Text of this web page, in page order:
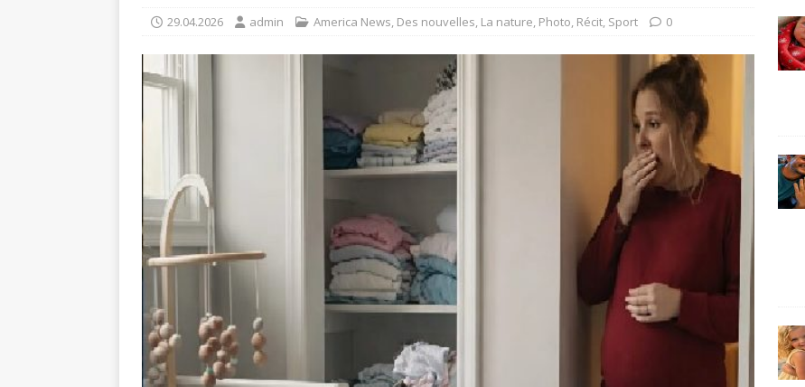
29.04.2026 admin America News, Des nouvelles, La nature, Photo, Récit, Sport 0